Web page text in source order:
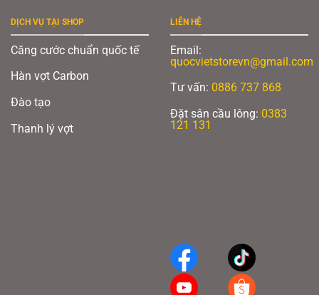
DỊCH VỤ TẠI SHOP
Căng cước chuẩn quốc tế
Hàn vợt Carbon
Đào tạo
Thanh lý vợt
LIÊN HỆ
Email:
quocvietstorevn@gmail.com
Tư vấn: 0886 737 868
Đặt sân cầu lông: 0383
121 131